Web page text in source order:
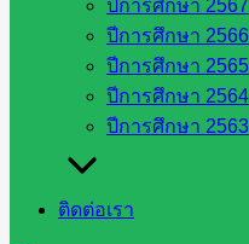
ปีการศึกษา 2567
ปีการศึกษา 2566
ปีการศึกษา 2565
ปีการศึกษา 2564
ปีการศึกษา 2563
ติดต่อเรา
ตุลาคม 7, 2024ตุลาคม
วารสาร ประชาสัมพันธ์
การประชุมแลกเป
ในการดำเนินงาน